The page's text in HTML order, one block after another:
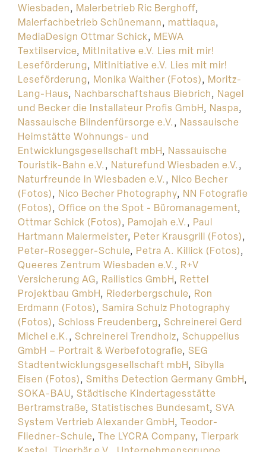
Wiesbaden, Malerbetrieb Ric Berghoff,
Malerfachbetrieb Schünemann, mattiaqua,
MediaDesign Ottmar Schick, MEWA
Textilservice, MitInitative e.V. Lies mit mir!
Leseförderung, MitInitiative e.V. Lies mit mir!
Leseförderung, Monika Walther (Fotos), Moritz-
Lang-Haus, Nachbarschaftshaus Biebrich, Nagel
und Becker die Installateur Profis GmbH, Naspa,
Nassauische Blindenfürsorge e.V., Nassauische
Heimstätte Wohnungs- und
Entwicklungsgesellschaft mbH, Nassauische
Touristik-Bahn e.V., Naturefund Wiesbaden e.V.,
Naturfreunde in Wiesbaden e.V., Nico Becher
(Fotos), Nico Becher Photography, NN Fotografie
(Fotos), Office on the Spot - Büromanagement,
Ottmar Schick (Fotos), Pamojah e.V., Paul
Hartmann Malermeister, Peter Krausgrill (Fotos),
Peter-Rosegger-Schule, Petra A. Killick (Fotos),
Queeres Zentrum Wiesbaden e.V., R+V
Versicherung AG, Railistics GmbH, Rettel
Projektbau GmbH, Riederbergschule, Ron
Erdmann (Fotos), Samira Schulz Photography
(Fotos), Schloss Freudenberg, Schreinerei Gerd
Michel e.K., Schreinerei Trendholz, Schuppelius
GmbH – Portrait & Werbefotografie, SEG
Stadtentwicklungsgesellschaft mbH, Sibylla
Eisen (Fotos), Smiths Detection Germany GmbH,
SOKA-BAU, Städtische Kindertagesstätte
Bertramstraße, Statistisches Bundesamt, SVA
System Vertrieb Alexander GmbH, Teodor-
Fliedner-Schule, The LYCRA Company, Tierpark